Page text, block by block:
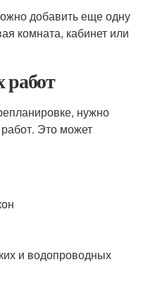
добавить еще одну
комната, кабинет или
работ
нужно
Это может
и водопроводных